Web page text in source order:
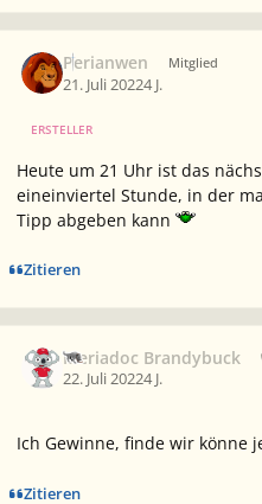
Perianwen Mitglied
21. Juli 20224 J.
ERSTELLER
Heute um 21 Uhr ist das
eineinviertel Stunde, in der
Tipp abgeben kann
Zitieren
Meriadoc Brandybuck
22. Juli 20224 J.
Ich Gewinne, finde wir könne
Zitieren